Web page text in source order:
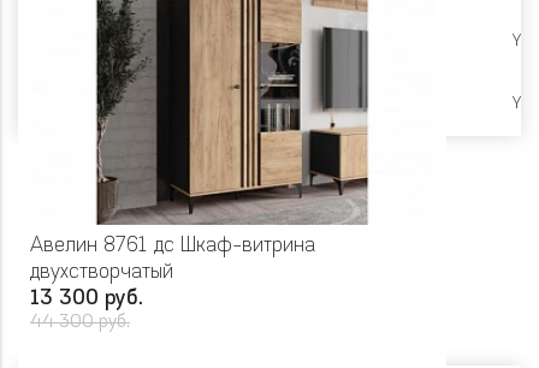
Высокие опоры Y
Ликвидация Y
Авелин 8761 дс Шкаф-витрина
двухстворчатый
13 300 руб.
44 300 руб.